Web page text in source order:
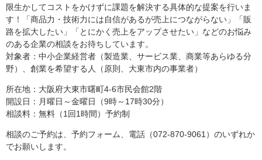
限生かしてコストをかけずに課題を解決する具体的な提案を行いま
す！「商品力・技術力には自信があるが売上につながらない」「販
路を拡大したい」「とにかく売上をアップさせたい」などのお悩み
のある企業の相談をお待ちしています。
対象者：中小企業経営者（製造業、サービス業、商業等あらゆる分
野）、創業を希望する人（原則、大東市内の事業者）
所在地：大阪府大東市曙町4-6市民会館2階
開設日：月曜日～金曜日（9時～17時30分）
相談料：無料（1回1時間）予約制
相談のご予約は、予約フォーム、電話（072-870-9061）のいずれか
でお願いします。